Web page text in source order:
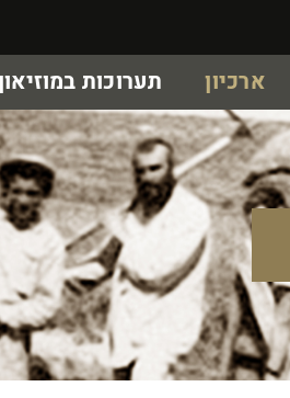
ארכיון תערוכות